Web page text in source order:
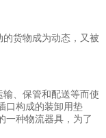
货物成为动态，又被
、保管和配送等而使
口构成的装卸用垫
一种物流器具，为了